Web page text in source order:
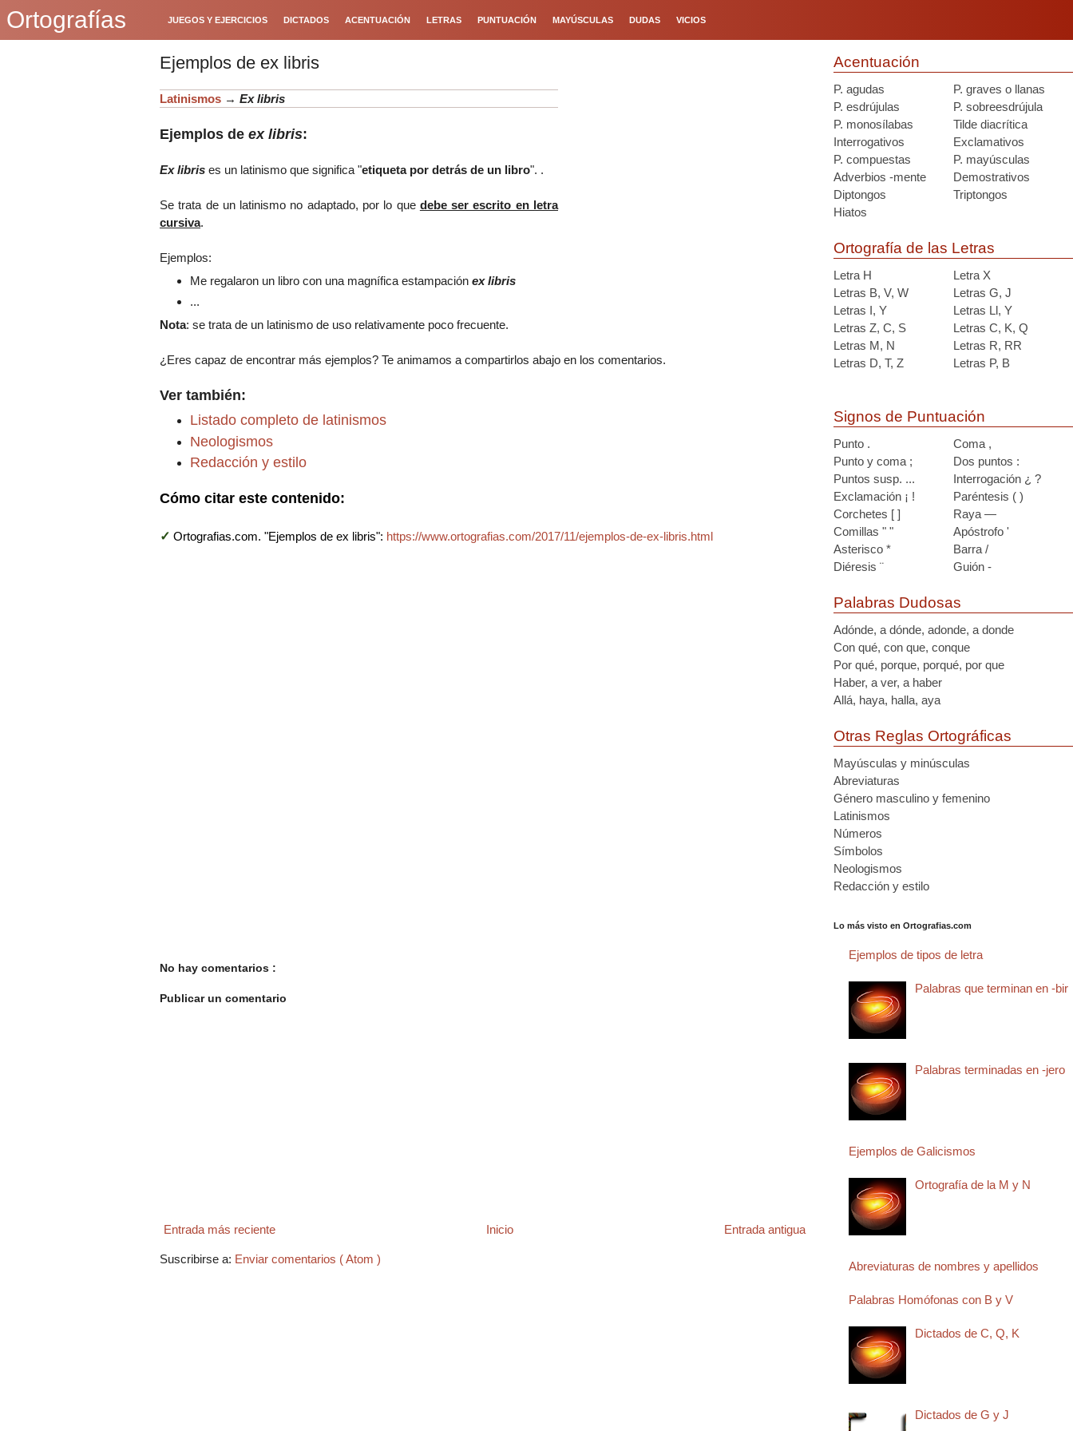
Ortografías JUEGOS Y EJERCICIOS DICTADOS ACENTUACIÓN LETRAS PUNTUACIÓN MAYÚSCULAS DUDAS VICIOS
Ejemplos de ex libris
Latinismos → Ex libris
Ejemplos de ex libris:
Ex libris es un latinismo que significa "etiqueta por detrás de un libro". .
Se trata de un latinismo no adaptado, por lo que debe ser escrito en letra
cursiva.
Ejemplos:
Me regalaron un libro con una magnífica estampación ex libris
...
Nota: se trata de un latinismo de uso relativamente poco frecuente.
¿Eres capaz de encontrar más ejemplos? Te animamos a compartirlos abajo en los comentarios.
Ver también:
Listado completo de latinismos
Neologismos
Redacción y estilo
Cómo citar este contenido:
✓ Ortografias.com. "Ejemplos de ex libris": https://www.ortografias.com/2017/11/ejemplos-de-ex-libris.html
No hay comentarios :
Publicar un comentario
Entrada más reciente Entrada antigua
Inicio
Suscribirse a: Enviar comentarios ( Atom )
Acentuación
P. agudas
P. graves o llanas
P. esdrújulas
P. sobreesdrújula
P. monosílabas
Tilde diacrítica
Interrogativos
Exclamativos
P. compuestas
P. mayúsculas
Adverbios -mente
Demostrativos
Diptongos
Triptongos
Hiatos
Ortografía de las Letras
Letra H
Letra X
Letras B, V, W
Letras G, J
Letras I, Y
Letras Ll, Y
Letras Z, C, S
Letras C, K, Q
Letras M, N
Letras R, RR
Letras D, T, Z
Letras P, B
Signos de Puntuación
Punto .
Coma ,
Punto y coma ;
Dos puntos :
Puntos susp. ...
Interrogación ¿ ?
Exclamación ¡ !
Paréntesis ( )
Corchetes [ ]
Raya —
Comillas " "
Apóstrofo '
Asterisco *
Barra /
Diéresis ¨
Guión -
Palabras Dudosas
Adónde, a dónde, adonde, a donde
Con qué, con que, conque
Por qué, porque, porqué, por que
Haber, a ver, a haber
Allá, haya, halla, aya
Otras Reglas Ortográficas
Mayúsculas y minúsculas
Abreviaturas
Género masculino y femenino
Latinismos
Números
Símbolos
Neologismos
Redacción y estilo
Lo más visto en Ortografias.com
Ejemplos de tipos de letra
Palabras que terminan en -bir
Palabras terminadas en -jero
Ejemplos de Galicismos
Ortografía de la M y N
Abreviaturas de nombres y apellidos
Palabras Homófonas con B y V
Dictados de C, Q, K
Dictados de G y J